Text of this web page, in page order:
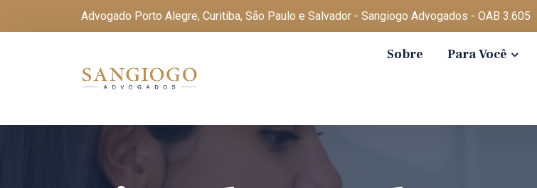
Advogado Porto Alegre, Curitiba, São Paulo e Salvador - Sangiogo Advogados - OAB 3.605
Sobre Para Você